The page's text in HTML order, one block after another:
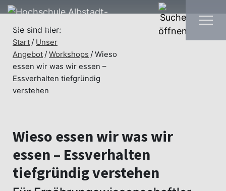
Sie sind hier:
Start
Unser
Angebot
Workshops
Wieso
essen wir was wir essen –
Essverhalten tiefgründig
verstehen
Wieso essen wir was wir
essen – Essverhalten
tiefgründig verstehen